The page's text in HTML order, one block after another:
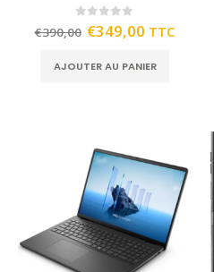
out of 5
€390,00 €349,00 TTC
AJOUTER AU PANIER